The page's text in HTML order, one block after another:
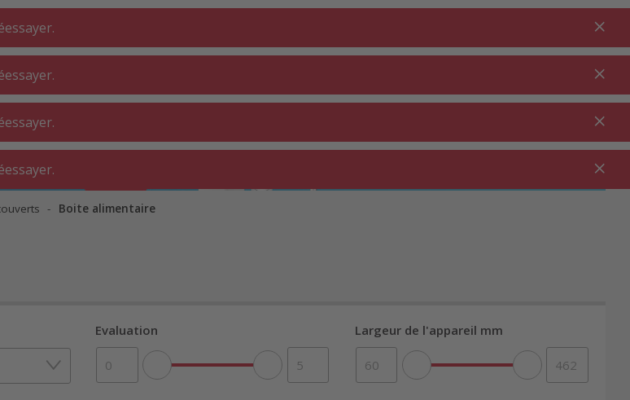
Au panier
DE BAIN
Boite alimentaire
Evaluation Largeur de l'appareil mm